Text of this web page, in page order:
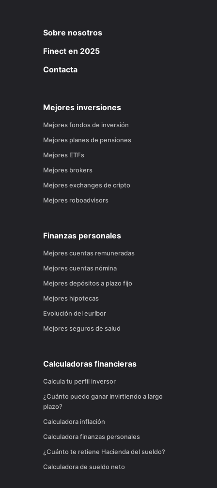
Sobre nosotros
Finect en 2025
Contacta
Mejores inversiones
Mejores fondos de inversión
Mejores planes de pensiones
Mejores ETFs
Mejores brokers
Mejores exchanges de cripto
Mejores roboadvisors
Finanzas personales
Mejores cuentas remuneradas
Mejores cuentas nómina
Mejores depósitos a plazo fijo
Mejores hipotecas
Evolución del euríbor
Mejores seguros de salud
Calculadoras financieras
Calcula tu perfil inversor
¿Cuánto puedo ganar invirtiendo a largo
plazo?
Calculadora inflación
Calculadora finanzas personales
¿Cuánto te retiene Hacienda del sueldo?
Calculadora de sueldo neto